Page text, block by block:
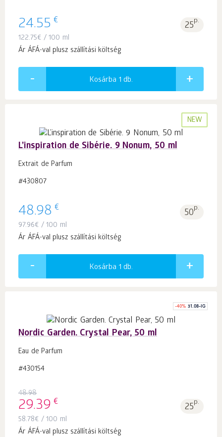
24.55 € 25p.
122.75€ / 100 ml
Ár ÁFÁ-val plusz szállítási költség
Kosárba 1 db.
NEW
L’inspiration de Sibérie. 9 Nonum, 50 ml
Extrait de Parfum
#430807
48.98 € 50p.
97.96€ / 100 ml
Ár ÁFÁ-val plusz szállítási költség
Kosárba 1 db.
-40% 31.08-IG
Nordic Garden. Crystal Pear, 50 ml
Eau de Parfum
#430154
48.98
29.39 € 25p.
58.78€ / 100 ml
Ár ÁFÁ-val plusz szállítási költség